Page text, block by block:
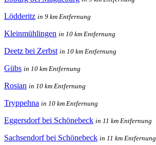
Lödderitz in 9 km Entfernung
Kleinmühlingen in 10 km Entfernung
Deetz bei Zerbst in 10 km Entfernung
Gübs in 10 km Entfernung
Rosian in 10 km Entfernung
Tryppehna in 10 km Entfernung
Eggersdorf bei Schönebeck in 11 km Entfernung
Sachsendorf bei Schönebeck in 11 km Entfernung